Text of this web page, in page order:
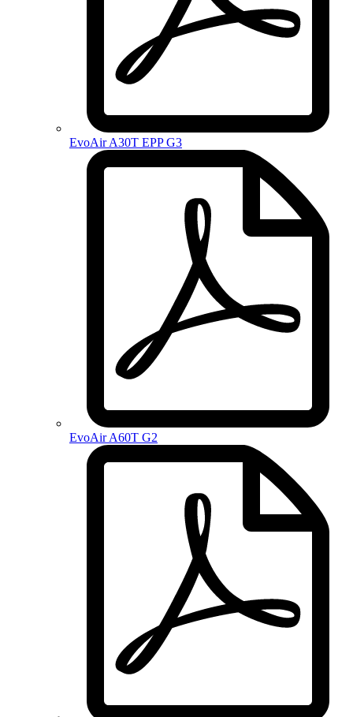
EvoAir A30T EPP G3
EvoAir A60T G2